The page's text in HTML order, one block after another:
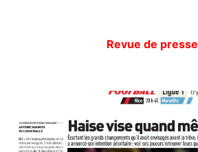
Revue de presse